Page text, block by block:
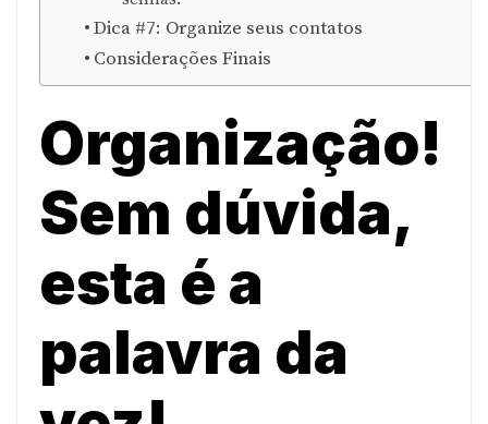
Dica #7: Organize seus contatos
Considerações Finais
Organização!
Sem dúvida,
esta é a
palavra da